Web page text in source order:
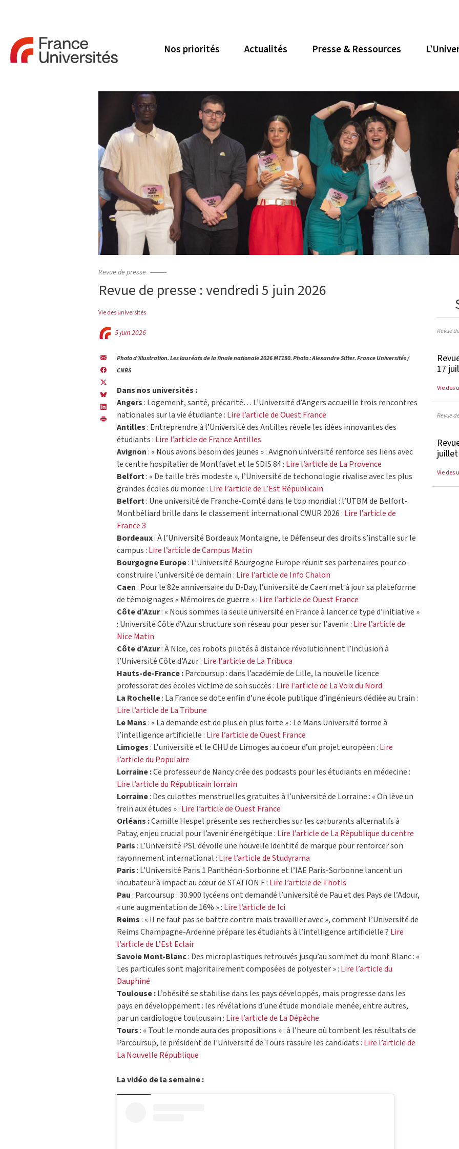
Nos priorités Actualités Presse & Ressources
Revue de presse
Revue de presse : vendredi 5 juin 2026
Vie des universités
5 juin 2026
Photo d’illustration. Les lauréats de la finale nationale 2026 MT180. Photo : Alexandre Sitter. France Universités /
CNRS
Dans nos universités :
Angers: Logement, santé, précarité… L’Université d’Angers accueille trois rencontres
nationales sur la vie étudiante : Lire l’article de Ouest France
Antilles: Entreprendre à l’Université des Antilles révèle les idées innovantes des
étudiants : Lire l’article de France Antilles
Avignon: « Nous avons besoin des jeunes » : Avignon université renforce ses liens avec
le centre hospitalier de Montfavet et le SDIS 84 : Lire l’article de La Provence
Belfort: « De taille très modeste », l’Université de techonologie rivalise avec les plus
grandes écoles du monde : Lire l’article de L’Est Républicain
Belfort: Une université de Franche-Comté dans le top mondial : l’UTBM de Belfort-
Montbéliard brille dans le classement international CWUR 2026 : Lire l’article de
France 3
Bordeaux: À l’Université Bordeaux Montaigne, le Défenseur des droits s’installe sur le
campus : Lire l’article de Campus Matin
Bourgogne Europe: L’Université Bourgogne Europe réunit ses partenaires pour co-
construire l’université de demain : Lire l’article de Info Chalon
Caen: Pour le 82e anniversaire du D-Day, l’université de Caen met à jour sa plateforme
de témoignages « Mémoires de guerre » : Lire l’article de Ouest France
Côte d’Azur: « Nous sommes la seule université en France à lancer ce type d’initiative »
: Université Côte d’Azur structure son réseau pour peser sur l’avenir : Lire l’article de
Nice Matin
Côte d’Azur: À Nice, ces robots pilotés à distance révolutionnent l’inclusion à
l’Université Côte d’Azur : Lire l’article de La Tribuca
Hauts-de-France :Parcoursup : dans l’académie de Lille, la nouvelle licence
professorat des écoles victime de son succès : Lire l’article de La Voix du Nord
La Rochelle: La France se dote enfin d’une école publique d’ingénieurs dédiée au train :
Lire l’article de La Tribune
Le Mans: « La demande est de plus en plus forte » : Le Mans Université forme à
l’intelligence artificielle : Lire l’article de Ouest France
Limoges: L’université et le CHU de Limoges au coeur d’un projet européen : Lire
l’article du Populaire
Lorraine :Ce professeur de Nancy crée des podcasts pour les étudiants en médecine :
Lire l’article du Républicain lorrain
Lorraine: Des culottes menstruelles gratuites à l’université de Lorraine : « On lève un
frein aux études » : Lire l’article de Ouest France
Orléans :Camille Hespel présente ses recherches sur les carburants alternatifs à
Patay, enjeu crucial pour l’avenir énergétique : Lire l’article de La République du centre
Paris: L’Université PSL dévoile une nouvelle identité de marque pour renforcer son
rayonnement international : Lire l’article de Studyrama
Paris: L’Université Paris 1 Panthéon-Sorbonne et l’IAE Paris-Sorbonne lancent un
incubateur à impact au cœur de STATION F : Lire l’article de Thotis
Pau: Parcoursup : 30.900 lycéens ont demandé l’université de Pau et des Pays de l’Adour,
« une augmentation de 16% » : Lire l’article de Ici
Reims: « Il ne faut pas se battre contre mais travailler avec », comment l’Université de
Reims Champagne-Ardenne prépare les étudiants à l’intelligence artificielle ? Lire
l’article de L’Est Eclair
Savoie Mont-Blanc: Des microplastiques retrouvés jusqu’au sommet du mont Blanc : «
Les particules sont majoritairement composées de polyester » : Lire l’article du
Dauphiné
Toulouse :L’obésité se stabilise dans les pays développés, mais progresse dans les
pays en développement : les révélations d’une étude mondiale menée, entre autres,
par un cardiologue toulousain : Lire l’article de La Dépêche
Tours: « Tout le monde aura des propositions » : à l’heure où tombent les résultats de
Parcoursup, le président de l’Université de Tours rassure les candidats : Lire l’article de
La Nouvelle République
La vidéo de la semaine :
Revue
17
Vie des
Revue
Vie des